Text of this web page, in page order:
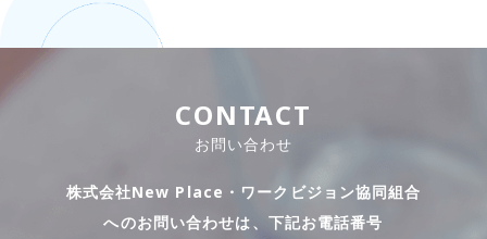
CONTACT
お問い合わせ
株式会社New Place・ワークビジョン協同組合
へのお問い合わせは、下記お電話番号